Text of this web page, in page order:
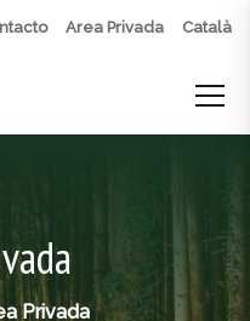
Area Privada Català
Privada